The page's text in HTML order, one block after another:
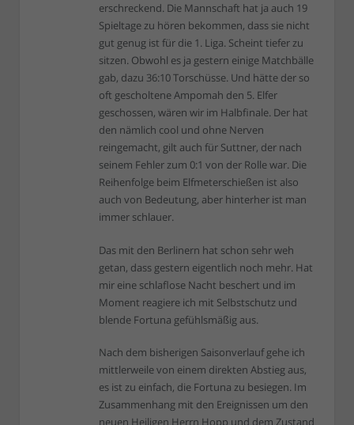
erschreckend. Die Mannschaft hat ja auch 19
Spieltage zu hören bekommen, dass sie nicht
gut genug ist für die 1. Liga. Scheint tiefer zu
sitzen. Obwohl es ja gestern einige Matchbälle
gab, dazu 36:10 Torschüsse. Und hätte der so
oft gescholtene Ampomah den 5. Elfer
geschossen, wären wir im Halbfinale. Der hat
den nämlich cool und ohne Nerven
reingemacht, gilt auch für Suttner, der nach
seinem Fehler zum 0:1 von der Rolle war. Die
Reihenfolge beim Elfmeterschießen ist also
auch von Bedeutung, aber hinterher ist man
immer schlauer.
Das mit den Berlinern hat schon sehr weh
getan, dass gestern eigentlich noch mehr. Hat
mir eine schlaflose Nacht beschert und im
Moment reagiere ich mit Selbstschutz und
blende Fortuna gefühlsmäßig aus.
Nach dem bisherigen Saisonverlauf gehe ich
mittlerweile von einem direkten Abstieg aus,
es ist zu einfach, die Fortuna zu besiegen. Im
Zusammenhang mit den Ereignissen um den